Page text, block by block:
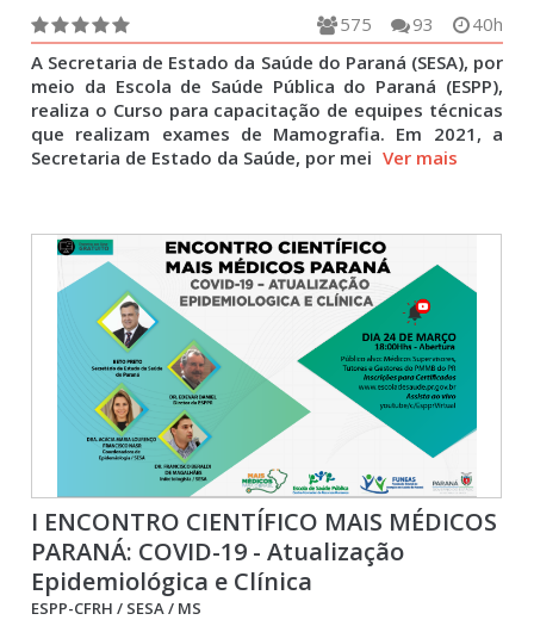
40h
93
575
A Secretaria de Estado da Saúde do Paraná (SESA), por
meio da Escola de Saúde Pública do Paraná (ESPP),
realiza o Curso para capacitação de equipes técnicas
que realizam exames de Mamografia. Em 2021, a
Secretaria de Estado da Saúde, por mei Ver mais
I ENCONTRO CIENTÍFICO MAIS MÉDICOS
PARANÁ: COVID-19 - Atualização
Epidemiológica e Clínica
ESPP-CFRH / SESA / MS